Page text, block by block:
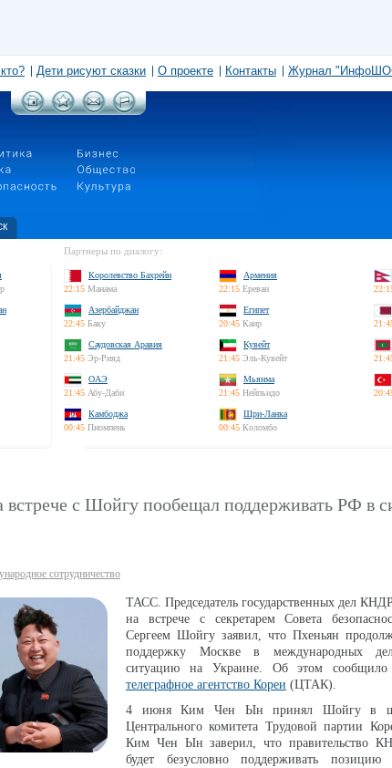
Дети рисуют сказки О проекте Контакты Журнал
Партнеры по диалогу:
Королевство Бахрейн
22:15 Манама
Армения
22:15 Ереван
Азербайджан
22:45 Баку
Египет
20:45 Каир
Саудовская Аравия
21:45 Эр-Рияд
Кувейт
21:45 Эль-Кувейт
ОАЭ
21:45 Абу-Даби
Мьянма
21:45 Нейпьидо
Камбоджа
00:45 Пномпень
Шри-Ланка
00:45 Коломбо
с Шойгу пообещал поддерживать РФ в
сотрудничество
ТАСС. Председатель государственных дел
на встрече с секретарем Совета
Сергеем Шойгу заявил, что Пхеньян
поддержку Москве в международных
ситуацию на Украине. Об этом
телеграфное агентство Кореи (ЦТАК).
4 июня Ким Чен Ын принял Шойгу в
Центрального комитета Трудовой партии
Ким Чен Ын заверил, что правительство
будет безусловно поддерживать